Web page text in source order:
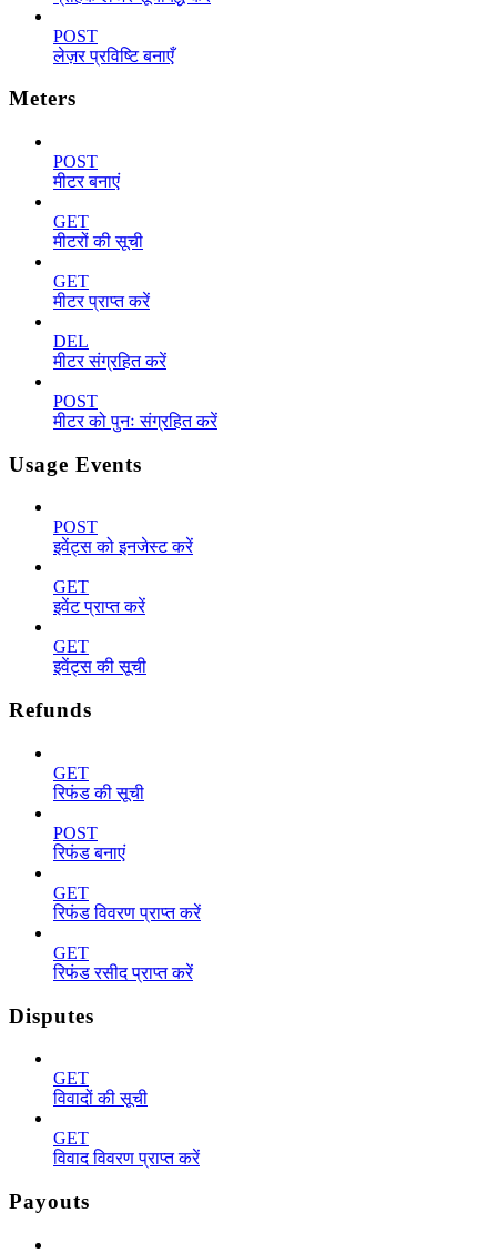
POST
लेज़र प्रविष्टि बनाएँ
Meters
POST
मीटर बनाएं
GET
मीटरों की सूची
GET
मीटर प्राप्त करें
DEL
मीटर संग्रहित करें
POST
मीटर को पुनः संग्रहित करें
Usage Events
POST
इवेंट्स को इनजेस्ट करें
GET
इवेंट प्राप्त करें
GET
इवेंट्स की सूची
Refunds
GET
रिफंड की सूची
POST
रिफंड बनाएं
GET
रिफंड विवरण प्राप्त करें
GET
रिफंड रसीद प्राप्त करें
Disputes
GET
विवादों की सूची
GET
विवाद विवरण प्राप्त करें
Payouts